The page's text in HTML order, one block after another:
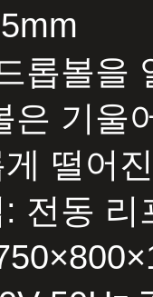
롭볼을
은 기울
떨어
전동 리